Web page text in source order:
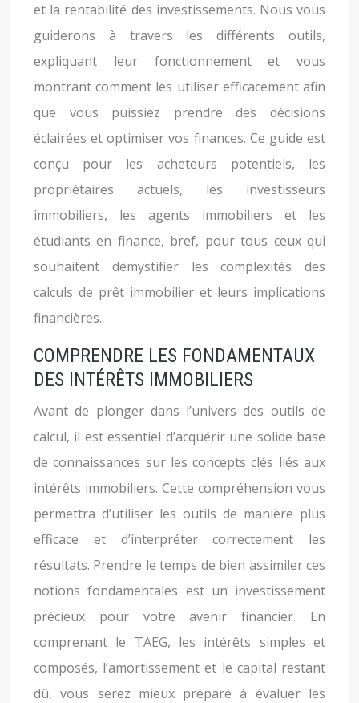
et la rentabilité des investissements. Nous vous
guiderons à travers les différents outils,
expliquant leur fonctionnement et vous
montrant comment les utiliser efficacement afin
que vous puissiez prendre des décisions
éclairées et optimiser vos finances. Ce guide est
conçu pour les acheteurs potentiels, les
propriétaires actuels, les investisseurs
immobiliers, les agents immobiliers et les
étudiants en finance, bref, pour tous ceux qui
souhaitent démystifier les complexités des
calculs de prêt immobilier et leurs implications
financières.
COMPRENDRE LES FONDAMENTAUX
DES INTÉRÊTS IMMOBILIERS
Avant de plonger dans l’univers des outils de
calcul, il est essentiel d’acquérir une solide base
de connaissances sur les concepts clés liés aux
intérêts immobiliers. Cette compréhension vous
permettra d’utiliser les outils de manière plus
efficace et d’interpréter correctement les
résultats. Prendre le temps de bien assimiler ces
notions fondamentales est un investissement
précieux pour votre avenir financier. En
comprenant le TAEG, les intérêts simples et
composés, l’amortissement et le capital restant
dû, vous serez mieux préparé à évaluer les